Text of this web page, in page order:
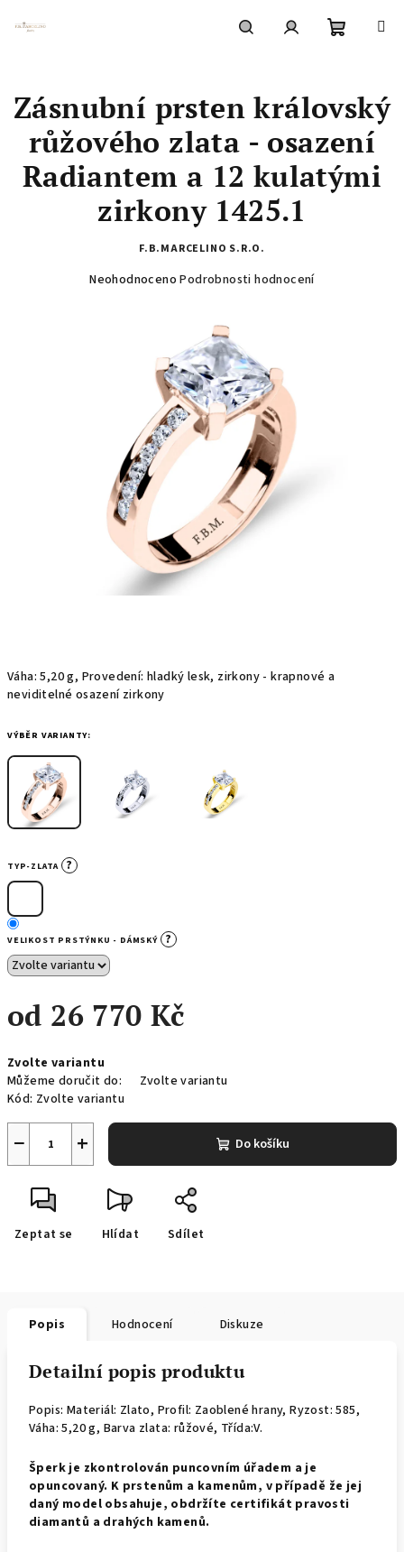
košík
Váha: 5,20 g, Provedení: hladký lesk, zirkony - krapnové a
neviditelné osazení zirkony
VÝBĚR VARIANTY:
TYP-ZLATA ?
VELIKOST PRSTÝNKU - DÁMSKÝ ?
od 26 770 Kč
cena:
Zvolte variantu
Můžeme doručit do:
Zvolte variantu
Kód: Zvolte variantu
+
− Do košíku
Zeptat se Hlídat Sdílet
Zásnubní prsten královský
růžového zlata - osazení
Radiantem a 12 kulatými
zirkony 1425.1
F.B.MARCELINO S.R.O.
Průměrné
Neohodnoceno Podrobnosti hodnocení
Popis Hodnocení Diskuze
Detailní popis produktu
Popis: Materiál: Zlato, Profil: Zaoblené hrany,Ryzost: 585,
Váha: 5,20 g, Barva zlata: růžové, Třída:V.
Šperkje zkontrolován puncovním úřadem a je
opuncovaný. K prstenům a kamenům, v případě že jej
daný model obsahuje, obdržíte certifikát pravosti
diamantů a drahých kamenů.